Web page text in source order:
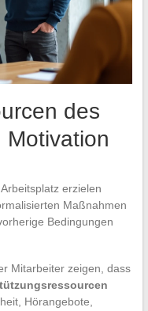
des
Motivation
erzielen
Maßnahmen
Bedingungen
Mitarbeiter zeigen, dass
Hörangebote,